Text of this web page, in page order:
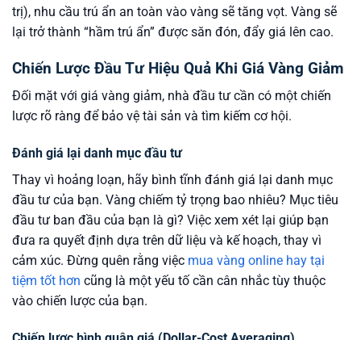
trị), nhu cầu trú ẩn an toàn vào vàng sẽ tăng vọt. Vàng sẽ
lại trở thành “hầm trú ẩn” được săn đón, đẩy giá lên cao.
Chiến Lược Đầu Tư Hiệu Quả Khi Giá Vàng Giảm
Đối mặt với giá vàng giảm, nhà đầu tư cần có một chiến
lược rõ ràng để bảo vệ tài sản và tìm kiếm cơ hội.
Đánh giá lại danh mục đầu tư
Thay vì hoảng loạn, hãy bình tĩnh đánh giá lại danh mục
đầu tư của bạn. Vàng chiếm tỷ trọng bao nhiêu? Mục tiêu
đầu tư ban đầu của bạn là gì? Việc xem xét lại giúp bạn
đưa ra quyết định dựa trên dữ liệu và kế hoạch, thay vì
cảm xúc. Đừng quên rằng việc mua vàng online hay tại
tiệm tốt hơn cũng là một yếu tố cần cân nhắc tùy thuộc
vào chiến lược của bạn.